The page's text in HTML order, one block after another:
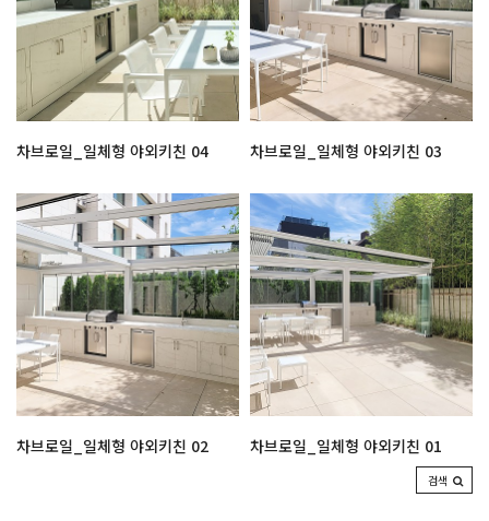
차브로일_일체형 야외키친 04 차브로일_일체형 야외키친 03
차브로일_일체형 야외키친 02 차브로일_일체형 야외키친 01
검색